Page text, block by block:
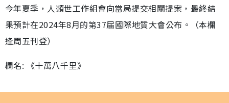
今年夏季，人類世工作組會向當局提交相關提案，最終結
果預計在2024年8月的第37届國際地質大會公布。（本欄
逢周五刊登）
欄名: 《十萬八千里》